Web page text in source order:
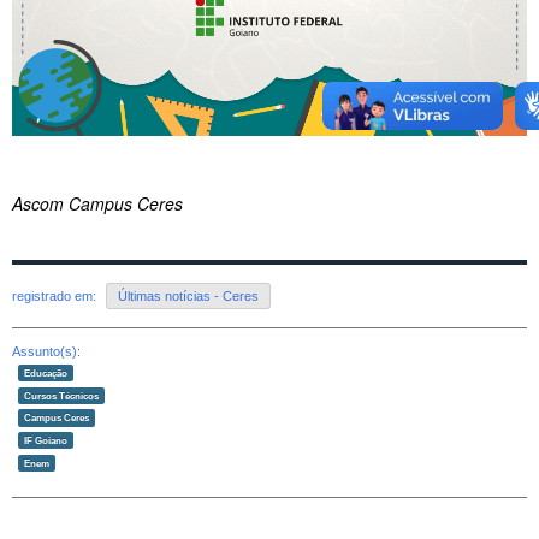
Ascom Campus Ceres
registrado em: Últimas notícias - Ceres
Assunto(s):
Educação
Cursos Técnicos
Campus Ceres
IF Goiano
Enem